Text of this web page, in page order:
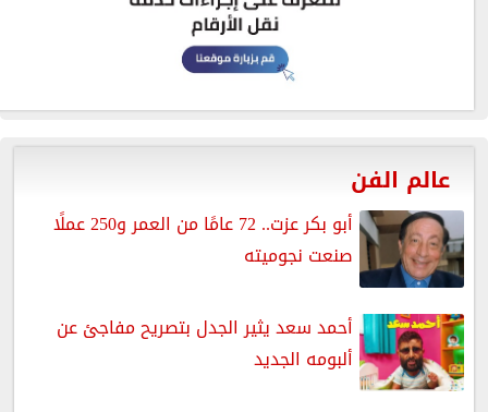
عالم الفن
أبو بكر عزت.. 72 عامًا من العمر و250 عملًا
صنعت نجوميته
أحمد سعد يثير الجدل بتصريح مفاجئ عن
ألبومه الجديد